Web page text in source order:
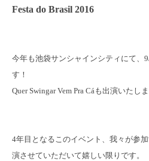
Festa do Brasil 2016
今年も池袋サンシャインシティにて、
す！
Quer Swingar Vem Pra Cáも出演いたしま
4年目となるこのイベント、我々 が参
演させていただいて嬉しい限りです。